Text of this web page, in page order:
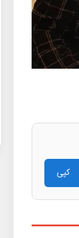
کپی